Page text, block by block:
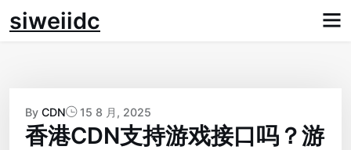
Skip
tosiweiidc
By CDN 15 8 月, 2025
香港CDN支持游戏接口吗？游